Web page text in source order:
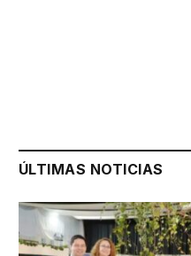
ÚLTIMAS NOTICIAS